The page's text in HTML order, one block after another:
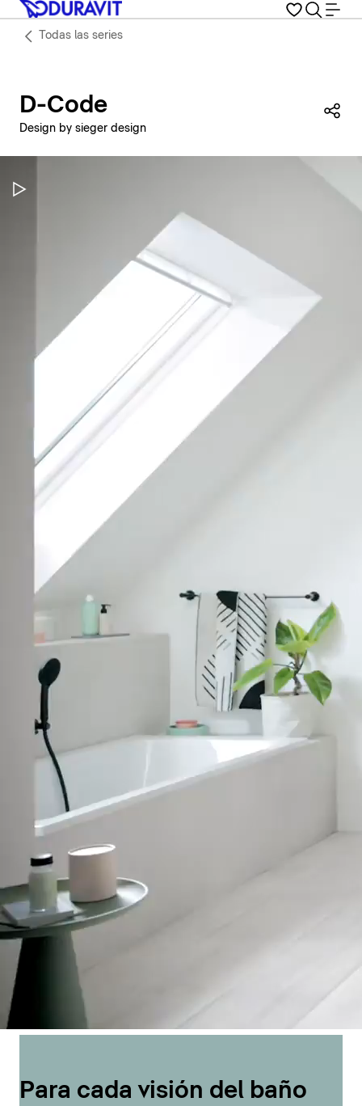
Todas las series
D-Code
Design by sieger design
Pausar vídeo
Para cada visión del baño